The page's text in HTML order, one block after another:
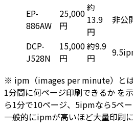
EP-
886AW
25,000
円
約
13.9
円
非公
DCP-
J528N
15,000
円
約9.9
円
※ ipm（images per minute）と
1分間に何ページ印刷できるか を
ら1分で10ページ、5ipmなら5ペー
一般的にipmが高いほど大量印刷